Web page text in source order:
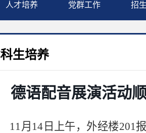
人才培养 党群工作 招
生培养
德语配音展演活动
11月14日上午，外经楼201